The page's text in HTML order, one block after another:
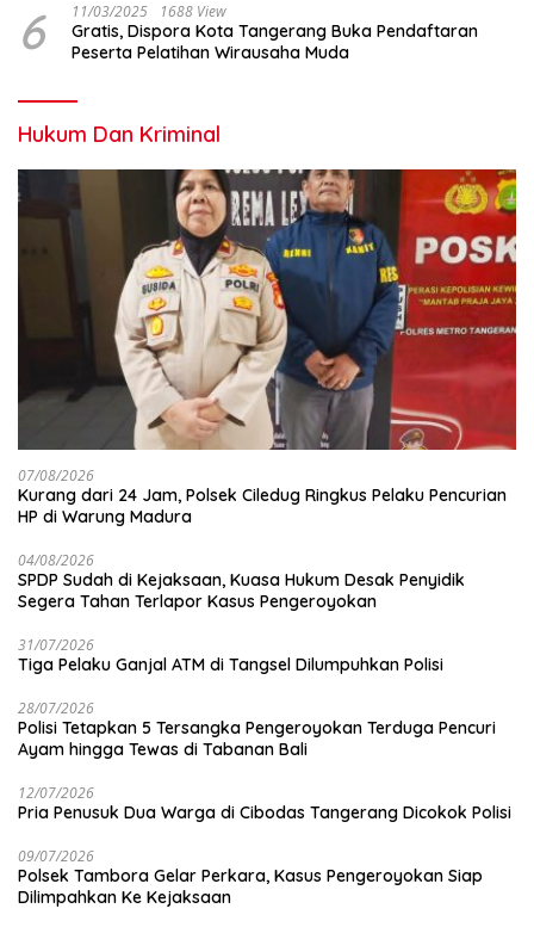
6 11/03/2025 1688 View
Gratis, Dispora Kota Tangerang Buka Pendaftaran
Peserta Pelatihan Wirausaha Muda
Hukum Dan Kriminal
07/08/2026
Kurang dari 24 Jam, Polsek Ciledug Ringkus Pelaku Pencurian
HP di Warung Madura
04/08/2026
SPDP Sudah di Kejaksaan, Kuasa Hukum Desak Penyidik
Segera Tahan Terlapor Kasus Pengeroyokan
31/07/2026
Tiga Pelaku Ganjal ATM di Tangsel Dilumpuhkan Polisi
28/07/2026
Polisi Tetapkan 5 Tersangka Pengeroyokan Terduga Pencuri
Ayam hingga Tewas di Tabanan Bali
12/07/2026
Pria Penusuk Dua Warga di Cibodas Tangerang Dicokok Polisi
09/07/2026
Polsek Tambora Gelar Perkara, Kasus Pengeroyokan Siap
Dilimpahkan Ke Kejaksaan